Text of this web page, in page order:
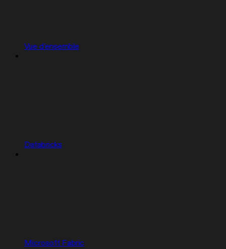
Vue d'ensemble
Databricks
Microsoft Fabric